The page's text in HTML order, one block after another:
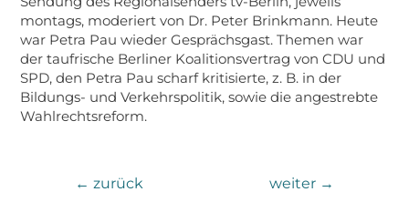
montags, moderiert von Dr. Peter Brinkmann. Heute
war Petra Pau wieder Gesprächsgast. Themen war
der taufrische Berliner Koalitionsvertrag von CDU und
SPD, den Petra Pau scharf kritisierte, z. B. in der
Bildungs- und Verkehrspolitik, sowie die angestrebte
Wahlrechtsreform.
← zurück weiter →